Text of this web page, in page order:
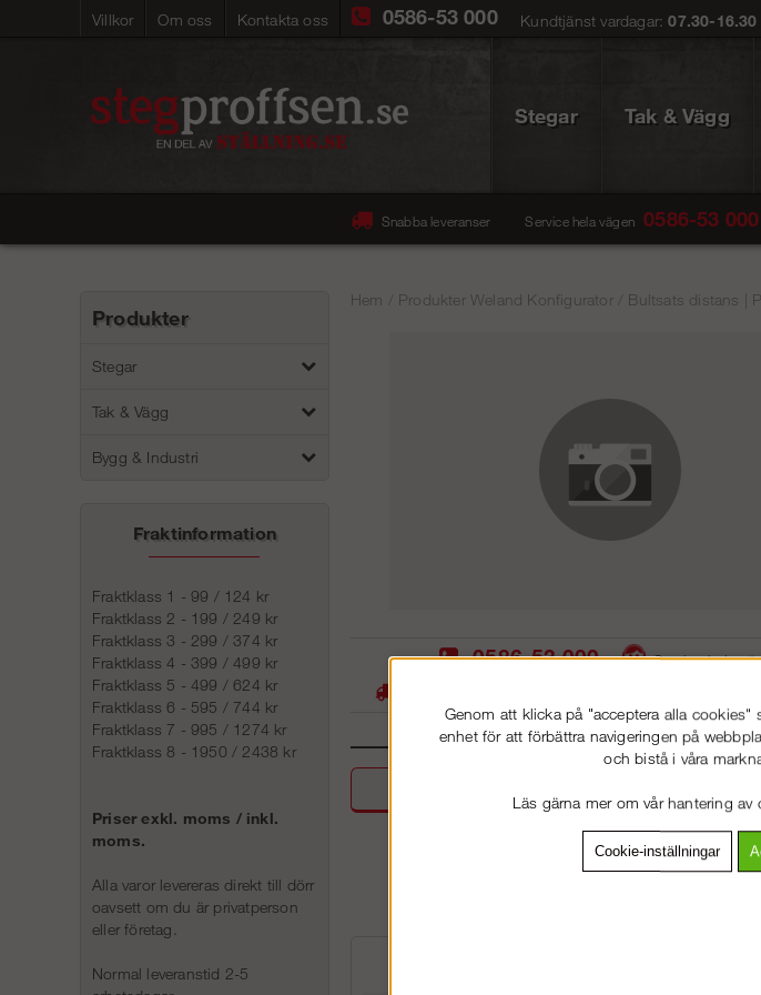
Villkor Om oss Kontakta oss 0586-53 000 Kundtjänst vardagar:07.30-16.30
Stegar Tak & Vägg
Snabba leveranser Service hela vägen 0586-53
Produkter
Stegar
Tak & Vägg
Bygg & Industri
Fraktinformation
Fraktklass 1 - 99 / 124 kr
Fraktklass 2 - 199 / 249 kr
Fraktklass 3 - 299 / 374 kr
Fraktklass 4 - 399 / 499 kr
Fraktklass 5 - 499 / 624 kr
Fraktklass 6 - 595 / 744 kr
Fraktklass 7 - 995 / 1274 kr
Fraktklass 8 - 1950 / 2438 kr
Priser exkl. moms / inkl.
moms.
Alla varor levereras direkt till dörr
oavsett om du är privatperson
eller företag.
Normal leveranstid 2-5
Hem Produkter Weland Konfigurator/ Bultsats distans |
0586-53 000
Service hela
Genom att klicka på "acceptera alla
enhet för att förbättra navigeringen på
och bistå i våra
Läs gärna mer om vår hantering av
Cookie-inställningar
VÄNLIGEN VÄLJ PRIVAT